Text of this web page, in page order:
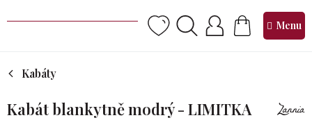
na
NÁKUPNÍ
KOŠÍK
Kabáty
Kabát blankytně modrý - LIMITKA